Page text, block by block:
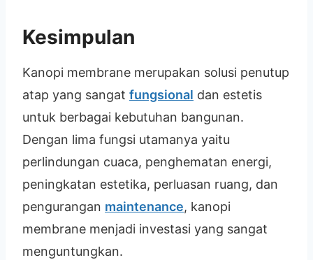
Kesimpulan
Kanopi membrane merupakan solusi penutup
atap yang sangat fungsional dan estetis
untuk berbagai kebutuhan bangunan.
Dengan lima fungsi utamanya yaitu
perlindungan cuaca, penghematan energi,
peningkatan estetika, perluasan ruang, dan
pengurangan maintenance, kanopi
membrane menjadi investasi yang sangat
menguntungkan.